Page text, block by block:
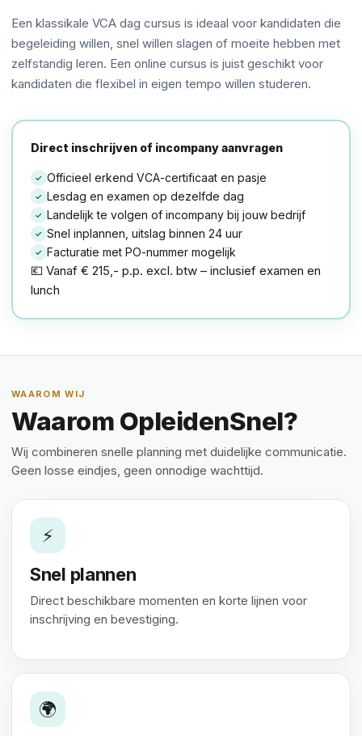
Een klassikale VCA dag cursus is ideaal voor kandidaten die
begeleiding willen, snel willen slagen of moeite hebben met
zelfstandig leren. Een online cursus is juist geschikt voor
kandidaten die flexibel in eigen tempo willen studeren.
Direct inschrijven of incompany aanvragen
✓ Officieel erkend VCA-certificaat en pasje
✓ Lesdag en examen op dezelfde dag
✓ Landelijk te volgen of incompany bij jouw bedrijf
✓ Snel inplannen, uitslag binnen 24 uur
✓ Facturatie met PO-nummer mogelijk
💶 Vanaf € 215,- p.p. excl. btw – inclusief examen en
lunch
WAAROM WIJ
Waarom OpleidenSnel?
Wij combineren snelle planning met duidelijke communicatie.
Geen losse eindjes, geen onnodige wachttijd.
⚡
Snel plannen
Direct beschikbare momenten en korte lijnen voor
inschrijving en bevestiging.
🌍